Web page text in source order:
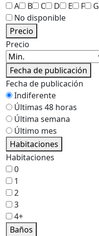
A
B C D E F G
No disponible
Precio
Precio
Fecha de publicación
Fecha de publicación
Indiferente
Últimas 48 horas
Última semana
Último mes
Habitaciones
Habitaciones
0
1
2
3
4+
Baños